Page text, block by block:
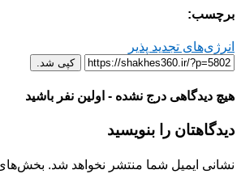
برچسب:
انرژی‌های تجدید پذیر
کپی شد.
هیچ دیدگاهی درج نشده - اولین نفر باشید
دیدگاهتان را بنویسید
نشانی ایمیل شما منتشر نخواهد شد. بخش‌های